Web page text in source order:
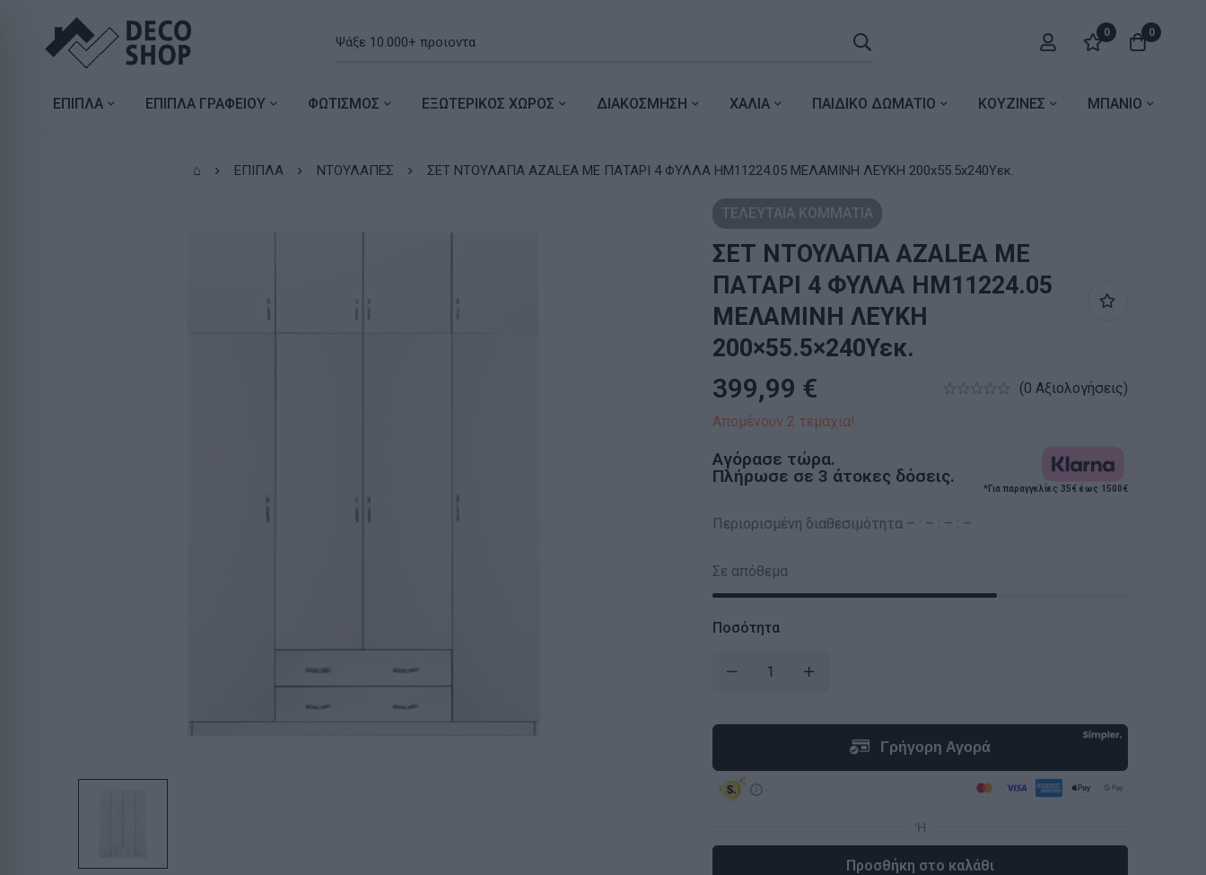
0 0
ΕΠΙΠΛΑ ΕΠΙΠΛΑ ΓΡΑΦΕΙΟΥ ΦΩΤΙΣΜΟΣ ΕΞΩΤΕΡΙΚΟΣ ΧΩΡΟΣ ΔΙΑΚΟΣΜΗΣΗ ΧΑΛΙΑ ΠΑΙΔΙΚΟ ΔΩΜΑΤΙΟ ΚΟΥΖΙΝΕΣ ΜΠΑΝΙΟ
⌂ ΕΠΙΠΛΑ ΝΤΟΥΛΑΠΕΣ ΣΕΤ ΝΤΟΥΛΑΠΑ AZALEA ΜΕ ΠΑΤΑΡΙ 4 ΦΥΛΛΑ HM11224.05 ΜΕΛΑΜΙΝΗ ΛΕΥΚΗ 200x55.5x240Υεκ.
ΤΕΛΕΥΤΑΙΑ ΚΟΜΜΑΤΙΑ
ΣΕΤ ΝΤΟΥΛΑΠΑ AZALEA ΜΕ
ΠΑΤΑΡΙ 4 ΦΥΛΛΑ HM11224.05
ΜΕΛΑΜΙΝΗ ΛΕΥΚΗ
200×55.5×240Υεκ.
399,99 €
(0 Αξιολογήσεις)
Απομένουν 2 τεμάχια!
Αγόρασε τώρα.
Πλήρωσε σε 3 άτοκες δόσεις.
*Για παραγγελίες 35€ έως 1500€
Περιορισμένη διαθεσιμότητα – : – : – : –
Σε απόθεμα
Ποσότητα
Προσθήκη στο καλάθι